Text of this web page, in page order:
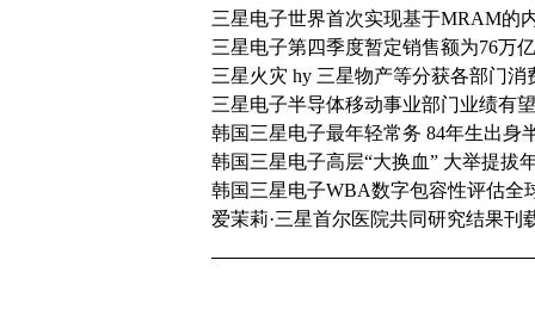
三星电子世界首次实现基于MRAM的
三星电子第四季度暂定销售额为76万
三星火灾 hy 三星物产等分获各部门消
三星电子半导体移动事业部门业绩有
韩国三星电子最年轻常务 84年生出身
韩国三星电子高层“大换血” 大举提拔
韩国三星电子WBA数字包容性评估全
爱茉莉·三星首尔医院共同研究结果刊